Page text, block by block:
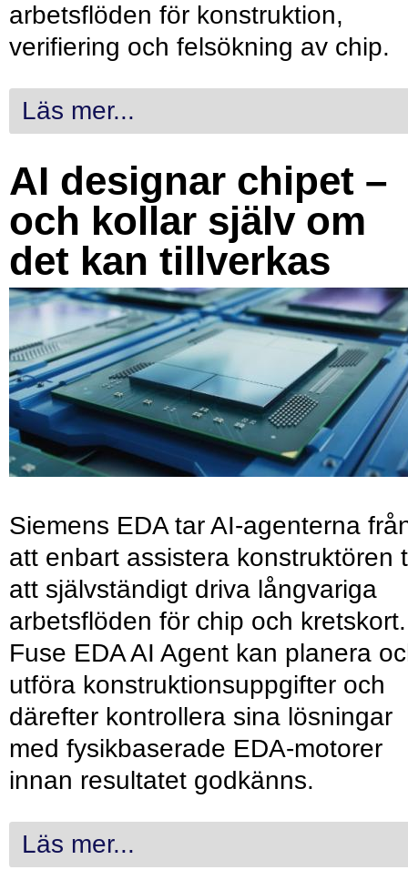
arbetsflöden för konstruktion,
verifiering och felsökning av chip.
Läs mer...
AI designar chipet –
och kollar själv om
det kan tillverkas
Siemens EDA tar AI-agenterna
att enbart assistera konstruktören
att självständigt driva långvariga
arbetsflöden för chip och kretskort.
Fuse EDA AI Agent kan planera
utföra konstruktionsuppgifter och
därefter kontrollera sina lösningar
med fysikbaserade EDA-motorer
innan resultatet godkänns.
Läs mer...